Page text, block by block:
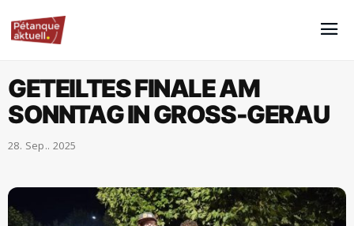
GETEILTES FINALE AM
SONNTAG IN GROSS-GERAU
28. Sep.. 2025